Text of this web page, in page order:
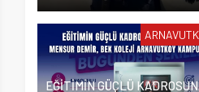
EĞİTİMİN GÜÇLÜ